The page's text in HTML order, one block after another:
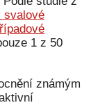
svalové
1 z 50
známým